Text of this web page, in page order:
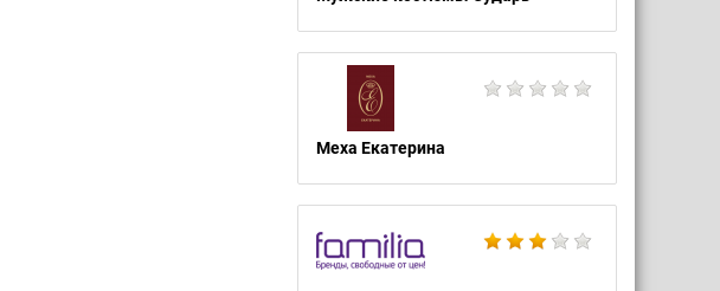
Меха Екатерина